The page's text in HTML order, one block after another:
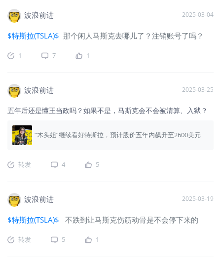
波浪前进 2025-03-04
$特斯拉(TSLA)$ 那个闲人马斯克去哪儿了？注销账号了吗？
1 7 1
波浪前进 2025-03-25
五年后还是懂王当政吗？如果不是，马斯克会不会被清算、入狱？
“木头姐”继续看好特斯拉，预计股价五年内飙升至2600美元
转发 4 5
波浪前进 2025-03-19
$特斯拉(TSLA)$ 不跌到让马斯克伤筋动骨是不会停下来的
转发 5 1